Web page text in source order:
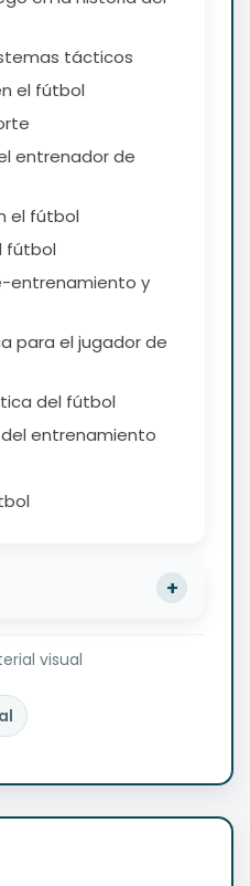
tácticos
el fútbol
entrenador de
el fútbol
fútbol
entrenamiento y
para el jugador de
del fútbol
entrenamiento
visual